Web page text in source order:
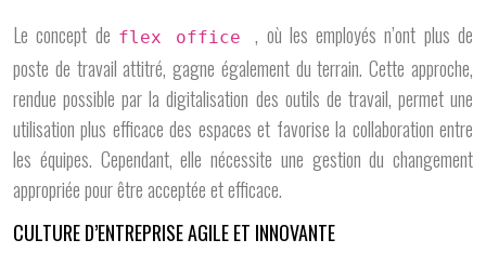
Le concept de flex office, où les employés n’ont plus de
poste de travail attitré, gagne également du terrain. Cette approche,
rendue possible par la digitalisation des outils de travail, permet une
utilisation plus efficace des espaces et favorise la collaboration entre
les équipes. Cependant, elle nécessite une gestion du changement
appropriée pour être acceptée et efficace.
CULTURE D’ENTREPRISE AGILE ET INNOVANTE